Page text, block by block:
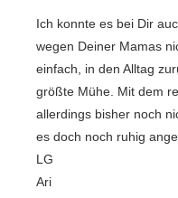
Ich konnte es bei Dir
wegen Deiner Mamas
einfach, in den Alltag
größte Mühe. Mit dem
allerdings bisher noch
es doch noch ruhig
LG
Ari